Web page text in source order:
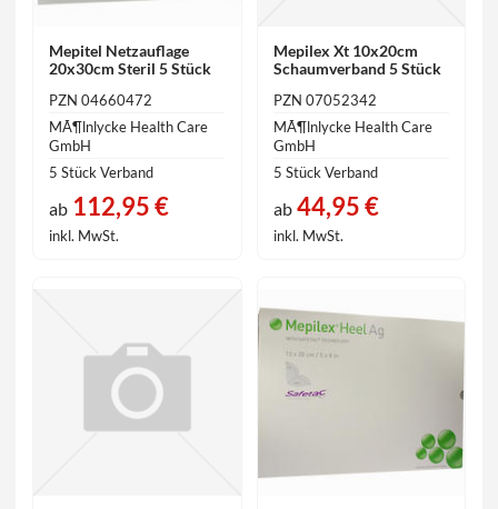
Mepitel Netzauflage
20x30cm Steril 5 Stück
PZN 04660472
MÃ¶lnlycke Health Care
GmbH
5 Stück Verband
ab 112,95 €
inkl. MwSt.
Mepilex Xt 10x20cm
Schaumverband 5 Stück
PZN 07052342
MÃ¶lnlycke Health Care
GmbH
5 Stück Verband
ab44,95 €
inkl. MwSt.